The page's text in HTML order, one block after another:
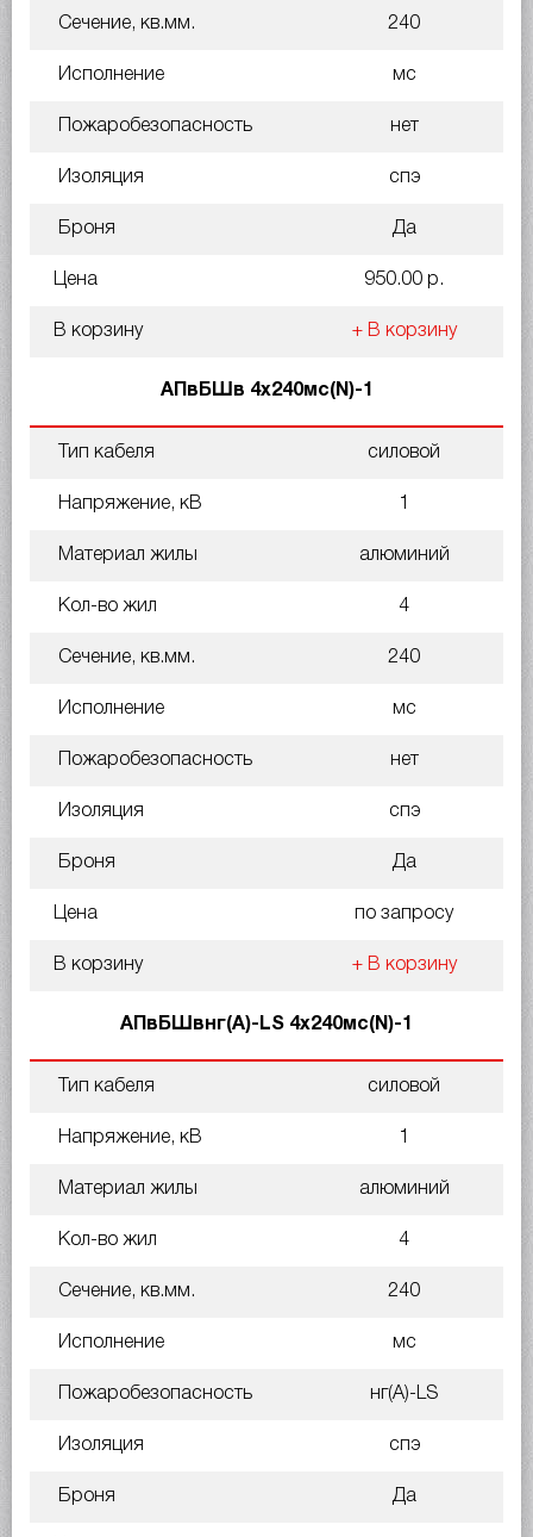
Сечение, кв.мм. 240
Исполнение мс
Пожаробезопасность нет
Изоляция спэ
Броня Да
Цена 950.00 р.
В корзину + В корзину
АПвБШв 4х240мс(N)-1
Тип кабеля силовой
Напряжение, кВ 1
Материал жилы алюминий
Кол-во жил 4
Сечение, кв.мм. 240
Исполнение мс
Пожаробезопасность нет
Изоляция спэ
Броня Да
Цена по запросу
В корзину + В корзину
АПвБШвнг(A)-LS 4х240мс(N)-1
Тип кабеля силовой
Напряжение, кВ 1
Материал жилы алюминий
Кол-во жил 4
Сечение, кв.мм. 240
Исполнение мс
Пожаробезопасность нг(A)-LS
Изоляция спэ
Броня Да